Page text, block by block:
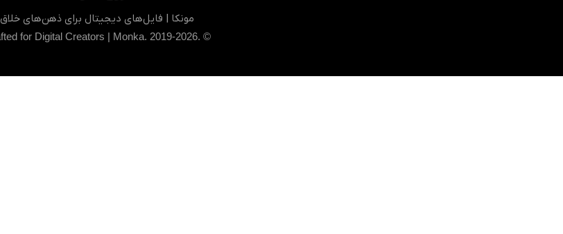
مونکا | فایل‌های دیجیتال برای ذهن‌های خلاق
© .Crafted for Digital Creators | Monka. 2019-2026